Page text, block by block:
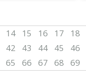
14 15 16 17 18
42 43 44 45 46
65 66 67 68 69